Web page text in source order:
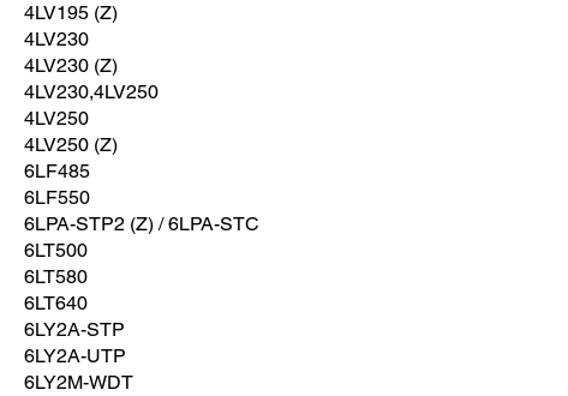
4LV195 (Z)
4LV230
4LV230 (Z)
4LV230,4LV250
4LV250
4LV250 (Z)
6LF485
6LF550
6LPA-STP2 (Z) / 6LPA-STC
6LT500
6LT580
6LT640
6LY2A-STP
6LY2A-UTP
6LY2M-WDT